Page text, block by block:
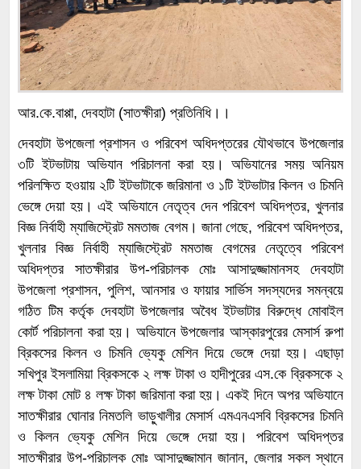
আর.কে.বাপ্পা, দেবহাটা (সাতক্ষীরা) প্রতিনিধি।।
দেবহাটা উপজেলা প্রশাসন ও পরিবেশ অধিদপ্তরের যৌথভাবে উপজেলার
৩টি ইটভাটায় অভিযান পরিচালনা করা হয়। অভিযানের সময় অনিয়ম
পরিলক্ষিত হওয়ায় ২টি ইটভাটাকে জরিমানা ও ১টি ইটভাটার কিলন ও চিমনি
ভেঙ্গে দেয়া হয়। এই অভিযানে নেতৃত্ব দেন পরিবেশ অধিদপ্তর, খুলনার
বিজ্ঞ নির্বাহী ম্যাজিস্ট্রেট মমতাজ বেগম। জানা গেছে, পরিবেশ অধিদপ্তর,
খুলনার বিজ্ঞ নির্বাহী ম্যাজিস্ট্রেট মমতাজ বেগমের নেতৃত্বে পরিবেশ
অধিদপ্তর সাতক্ষীরার উপ-পরিচালক মোঃ আসাদুজ্জামানসহ দেবহাটা
উপজেলা প্রশাসন, পুলিশ, আনসার ও ফায়ার সার্ভিস সদস্যদের সমন্বয়ে
গঠিত টিম কর্তৃক দেবহাটা উপজেলার অবৈধ ইটভাটার বিরুদ্ধে মোবাইল
কোর্ট পরিচালনা করা হয়। অভিযানে উপজেলার আস্কারপুরের মেসার্স রুপা
ব্রিকসের কিলন ও চিমনি ভ্যেকু মেশিন দিয়ে ভেঙ্গে দেয়া হয়। এছাড়া
সখিপুর ইসলামিয়া ব্রিকসকে ২ লক্ষ টাকা ও হাদীপুরের এস.কে ব্রিকসকে ২
লক্ষ টাকা মোট ৪ লক্ষ টাকা জরিমানা করা হয়। একই দিনে অপর অভিযানে
সাতক্ষীরার ঘোনার নিমতলি ভাড়ুখালীর মেসার্স এমএনএসবি ব্রিকসের চিমনি
ও কিলন ভ্যেকু মেশিন দিয়ে ভেঙ্গে দেয়া হয়। পরিবেশ অধিদপ্তর
সাতক্ষীরার উপ-পরিচালক মোঃ আসাদুজ্জামান জানান, জেলার সকল স্থানে